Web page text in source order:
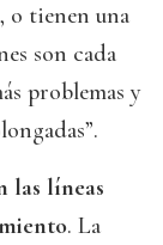
o tienen una
son cada
problemas y
las líneas
. La